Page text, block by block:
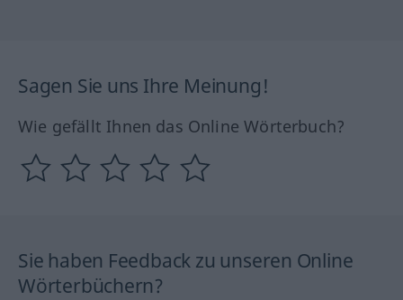
Sagen Sie uns Ihre Meinung!
Wie gefällt Ihnen das Online Wörterbuch?
Sie haben Feedback zu unseren Online
Wörterbüchern?